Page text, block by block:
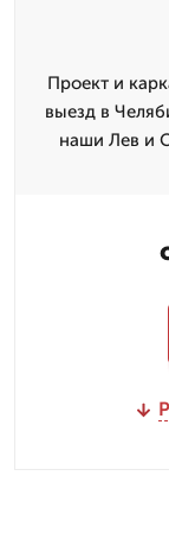
Проект и
выезд в
наши Лев и